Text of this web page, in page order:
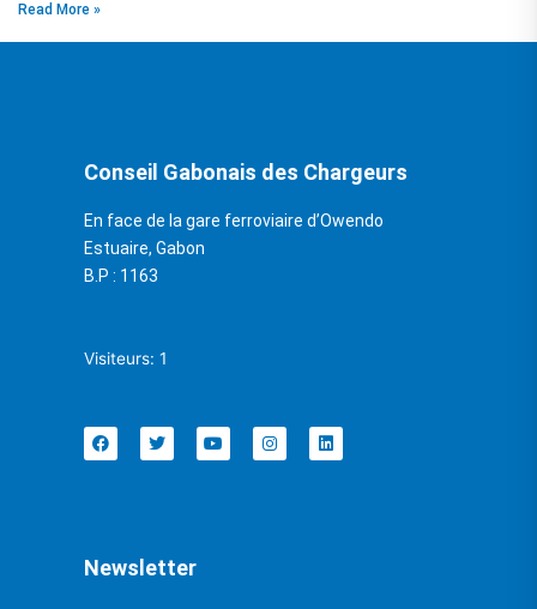
Read More »
Conseil Gabonais des Chargeurs
En face de la gare ferroviaire d’Owendo
Estuaire, Gabon
B.P : 1163
Visiteurs: 1
Newsletter